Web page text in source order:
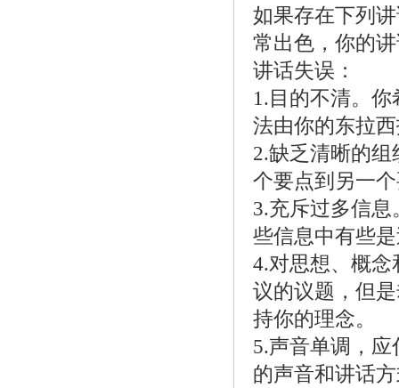
如果存在下列
常出色，你的
讲话失误：
1.目的不清。
法由你的东拉
2.缺乏清晰的
个要点到另一
3.充斥过多信
些信息中有些
4.对思想、概
议的议题，但
持你的理念。
5.声音单调，
的声音和讲话